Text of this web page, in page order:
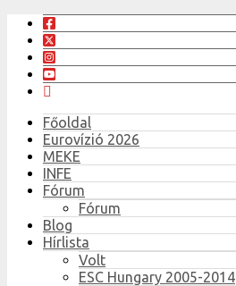
Főoldal
Eurovízió 2026
MEKE
INFE
Fórum
Fórum
Blog
Hírlista
Volt
ESC Hungary 2005-2014